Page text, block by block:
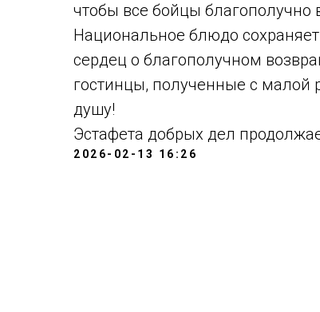
чтобы все бойцы благополучно
Национальное блюдо
сердец о благополучном
гостинцы, полученные с малой
душу!
Эстафета добрых дел
2026-02-13 16:26